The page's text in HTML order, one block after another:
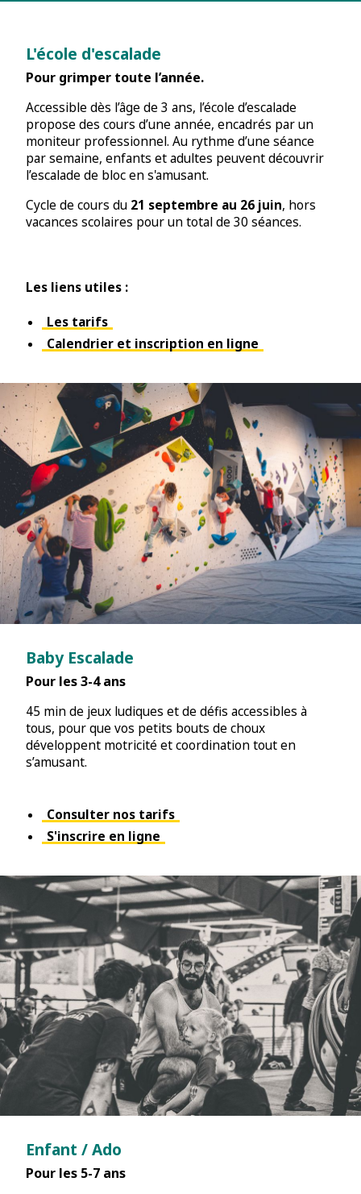
L'école d'escalade
Pour grimper toute l’année.
Accessible dès l’âge de 3 ans, l’école d’escalade
propose des cours d’une année, encadrés par un
moniteur professionnel. Au rythme d’une séance
par semaine, enfants et adultes peuvent découvrir
l’escalade de bloc en s'amusant.
Cycle de cours du 21 septembre au 26 juin, hors
vacances scolaires pour un total de 30 séances.
Les liens utiles :
Les tarifs
Calendrier et inscription en ligne
Baby Escalade
Pour les 3-4 ans
45 min de jeux ludiques et de défis accessibles à
tous, pour que vos petits bouts de choux
développent motricité et coordination tout en
s’amusant.
Consulter nos tarifs
S'inscrire en ligne
Enfant / Ado
Pour les 5-7 ans